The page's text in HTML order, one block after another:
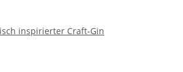
inspirierter Craft-Gin